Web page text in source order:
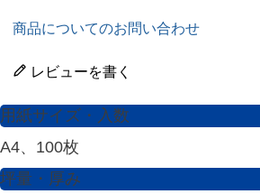
商品についてのお問い合わせ
レビューを書く
用紙サイズ・入数
A4、100枚
坪量・厚み